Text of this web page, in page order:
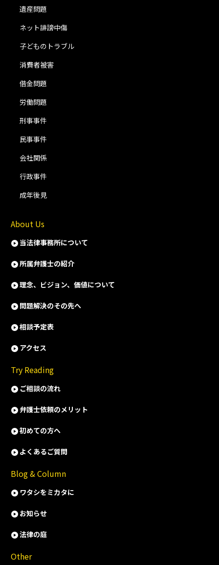
遺産問題
ネット誹謗中傷
子どものトラブル
消費者被害
借金問題
労働問題
刑事事件
民事事件
会社関係
行政事件
成年後見
About Us
当法律事務所について
所属弁護士の紹介
理念、ビジョン、価値について
問題解決のその先へ
相談予定表
アクセス
Try Reading
ご相談の流れ
弁護士依頼のメリット
初めての方へ
よくあるご質問
Blog & Column
ワタシをミカタに
お知らせ
法律の庭
Other